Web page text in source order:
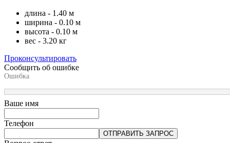
длина - 1.40 м
ширина - 0.10 м
высота - 0.10 м
вес - 3.20 кг
Проконсультировать
Сообщить об ошибке
Ошибка
Ваше имя
Телефон
ОТПРАВИТЬ ЗАПРОС